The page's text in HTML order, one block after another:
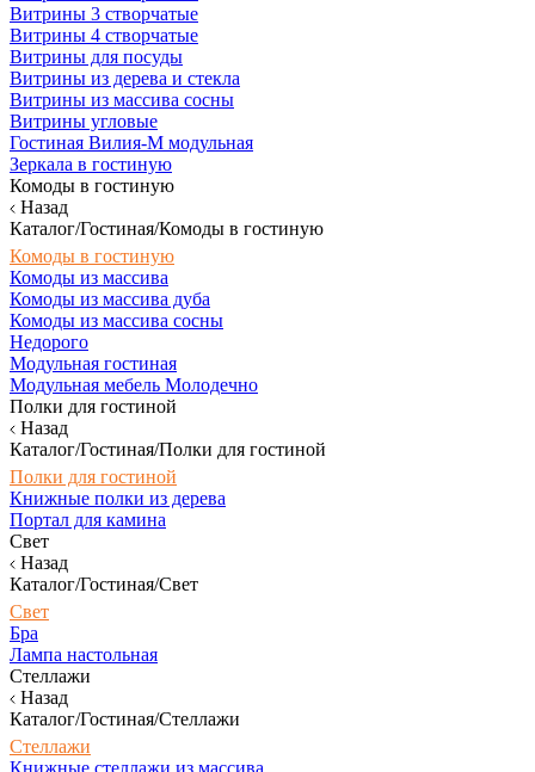
Витрины 3 створчатые
Витрины 4 створчатые
Витрины для посуды
Витрины из дерева и стекла
Витрины из массива сосны
Витрины угловые
Гостиная Вилия-М модульная
Зеркала в гостиную
Комоды в гостиную
Назад
Каталог/Гостиная/Комоды в гостиную
Комоды в гостиную
Комоды из массива
Комоды из массива дуба
Комоды из массива сосны
Недорого
Модульная гостиная
Модульная мебель Молодечно
Полки для гостиной
Назад
Каталог/Гостиная/Полки для гостиной
Полки для гостиной
Книжные полки из дерева
Портал для камина
Свет
Назад
Каталог/Гостиная/Свет
Свет
Бра
Лампа настольная
Стеллажи
Назад
Каталог/Гостиная/Стеллажи
Стеллажи
Книжные стеллажи из массива